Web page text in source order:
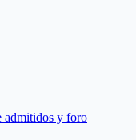
admitidos y foro